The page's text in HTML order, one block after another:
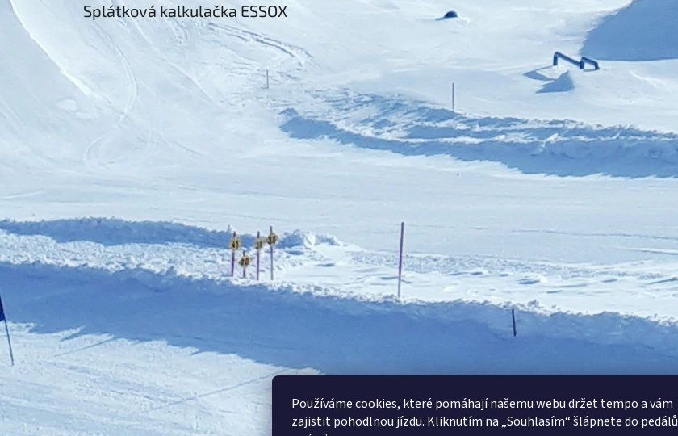
Používáme cookies, které pomáhají našemu webu držet tempo a vám
zajistit pohodlnou jízdu. Kliknutím na „Souhlasím“ šlápnete do pedálů
Splátková kalkulačka ESSOX